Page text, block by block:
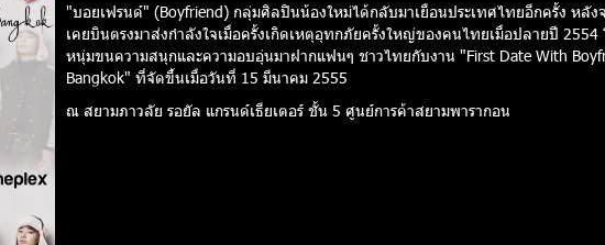
"บอยเฟรนด์" (Boyfriend) กลุ่มศิลปินน้องใหม่ได้กลับมาเยือนประเทศไทยอีกครั้ง หลัง
เคยบินตรงมาส่งกำลังใจเมื่อครั้งเกิดเหตุอุทกภัยครั้งใหญ่ของคนไทยเมื่อปลายปี 2554
หนุ่มขนความสนุกและความอบอุ่นมาฝากแฟนๆ ชาวไทยกับงาน "First Date With
Bangkok" ที่จัดขึ้นเมื่อวันที่ 15 มีนาคม 2555
ณ สยามภาวลัย รอยัล แกรนด์เธียเตอร์ ชั้น 5 ศูนย์การค้าสยามพารากอน